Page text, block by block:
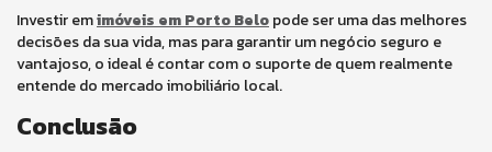
Investir emimóveis em Porto Belopode ser uma das melhores
decisões da sua vida, mas para garantir um negócio seguro e
vantajoso, o ideal é contar com o suporte de quem realmente
entende do mercado imobiliário local.
Conclusão